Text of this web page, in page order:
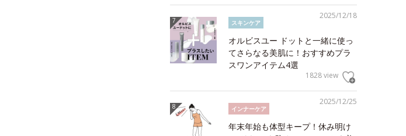
2025/12/18
スキンケア
オルビスユー ドットと一緒に使っ
てさらなる美肌に！おすすめプラ
スワンアイテム4選
1828 view
2025/12/25
インナーケア
年末年始も体型キープ！休み明け